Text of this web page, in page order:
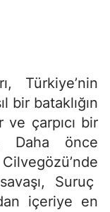
Türkiye’nin
bir bataklığın
çarpıcı bir
Daha önce
Suruç
içeriye en